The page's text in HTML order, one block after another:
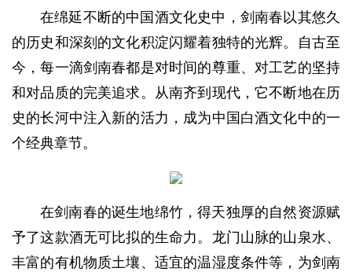
在绵延不断的中国酒文化史中，剑南春以其悠久
的历史和深刻的文化积淀闪耀着独特的光辉。自古至
今，每一滴剑南春都是对时间的尊重、对工艺的坚持
和对品质的完美追求。从南齐到现代，它不断地在历
史的长河中注入新的活力，成为中国白酒文化中的一
个经典章节。
在剑南春的诞生地绵竹，得天独厚的自然资源赋
予了这款酒无可比拟的生命力。龙门山脉的山泉水、
丰富的有机物质土壤、适宜的温湿度条件等，为剑南